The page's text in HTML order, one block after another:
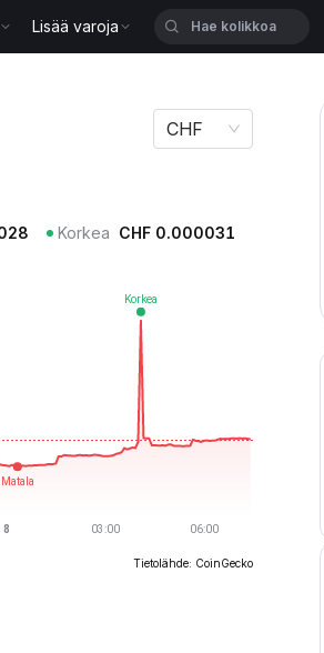
Lisää varoja
CHF
Korkea CHF 0.000031
Tietolähde: CoinGecko